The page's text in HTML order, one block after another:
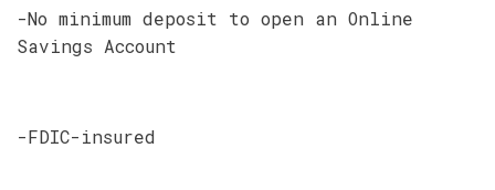
-No minimum deposit to open an Online
Savings Account
-FDIC-insured